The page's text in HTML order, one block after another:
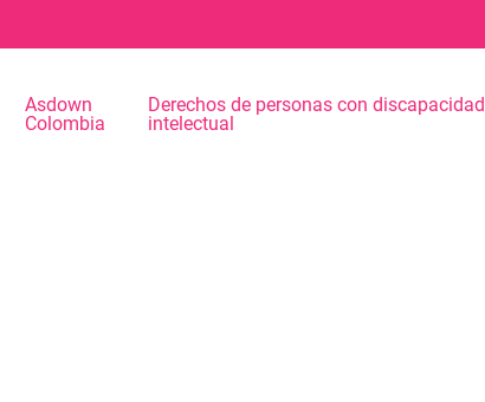
Asdown
Colombia
Derechos de personas con discapacidad
intelectual